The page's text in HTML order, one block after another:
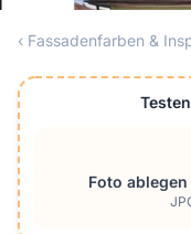
‹ Fassadenfarben &
Foto